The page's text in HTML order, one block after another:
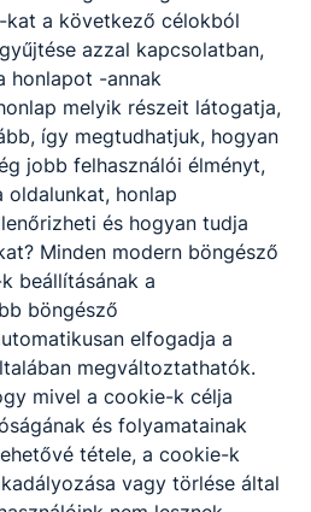
Közgazdasági Technikum és
tanévre oktatókat keres teljes/
kat a következő célokból
azzal kapcsolatban,
honlapot -annak
melyik részeit látogatja,
így megtudhatjuk, hogyan
jobb felhasználói élményt,
oldalunkat, honlap
és hogyan tudja
Minden modern böngésző
beállításának a
böngésző
elfogadja a
megváltoztathatók.
mivel a cookie-k célja
és folyamatainak
tétele, a cookie-k
vagy törlése által